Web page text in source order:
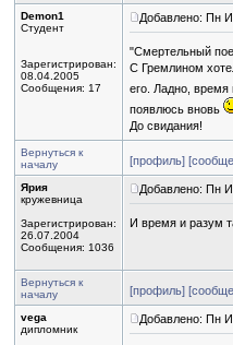
Demon1
Студент
Зарегистрирован:
08.04.2005
Сообщения: 17
Добавлено: Пн
"Смертельный
С Гремлином
его. Ладно, время
появлюсь вновь
До свидания!
Вернуться к
началу
[профиль]
Ярия
кружевница
Зарегистрирован:
26.07.2004
Сообщения: 1036
Добавлено: Пн
И время и разум
Вернуться к
началу
[профиль]
vega
дипломник
Добавлено: Пн